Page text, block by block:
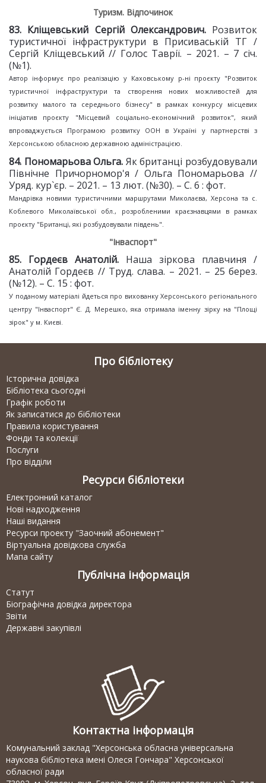
Туризм. Відпочинок
83. Кліщевський Сергій Олександрович. Розвиток
туристичної інфраструктури в Присиваській ТГ /
Сергій Кліщевський // Голос Таврії. – 2021. – 7 січ.
(№1).
Автор інформує про реалізацію у Каховському р-ні проєкту "Розвиток
туристичної інфраструктури та створення нових можливостей для
розвитку малого та середнього бізнесу" в рамках конкурсу місцевих
ініціатив проєкту "Місцевий соціально-економічний розвиток", який
впроваджується Програмою розвитку ООН в Україні у партнерстві з
Херсонською обласною державною адміністрацією.
84. Пономарьова Ольга. Як британці розбудовували
Північне Причорномор'я / Ольга Пономарьова //
Уряд. кур`єр. – 2021. – 13 лют. (№30). – С. 6 : фот.
Мандрівка новими туристичними маршрутами Миколаєва, Херсона та с.
Коблевого Миколаївської обл., розробленими краєзнавцями в рамках
проєкту "Британці, які розбудовували південь".
"Інваспорт"
85. Гордеєв Анатолій. Наша зіркова плавчиня /
Анатолій Гордеєв // Труд. слава. – 2021. – 25 берез.
(№12). – С. 15 : фот.
У поданому матеріалі йдеться про вихованку Херсонського регіонального
центру "Інваспорт" Є. Д. Мерешко, яка отримала іменну зірку на "Площі
зірок" у м. Києві.
Про бібліотеку
Історична довідка
Бібліотека сьогодні
Графік роботи
Як записатися до бібліотеки
Правила користування
Фонди та колекції
Послуги
Про відділи
Ресурси бібліотеки
Електронний каталог
Нові надходження
Наші видання
Ресурси проекту "Заочний абонемент"
Віртуальна довідкова служба
Мапа сайту
Публічна інформація
Статут
Біографічна довідка директора
Звіти
Державні закупівлі
Контактна інформація
Комунальний заклад "Херсонська обласна універсальна
наукова бібліотека імені Олеся Гончара" Херсонської
обласної ради